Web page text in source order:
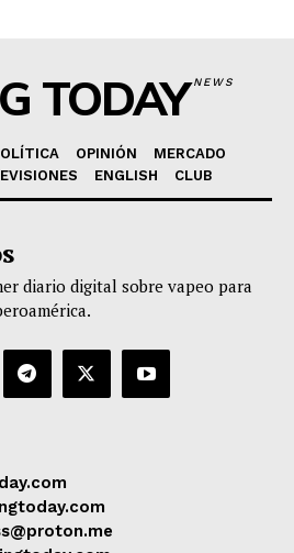
TODAYNEWS
OPINIÓN
MERCADO
ENGLISH CLUB
diario digital sobre vapeo para